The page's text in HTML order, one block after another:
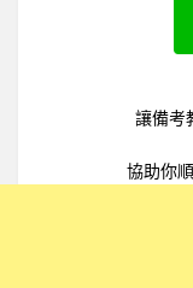
讓備考
協助你